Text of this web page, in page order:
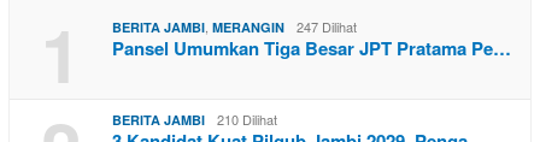
1 BERITA JAMBI, MERANGIN 247 Dilihat
Pansel Umumkan Tiga Besar JPT Pratama Pe…
BERITA JAMBI 210 Dilihat